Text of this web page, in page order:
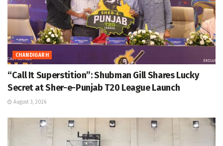
CHANDIGARH
“Call It Superstition”: Shubman Gill Shares Lucky
Secret at Sher-e-Punjab T20 League Launch
August 3, 2026